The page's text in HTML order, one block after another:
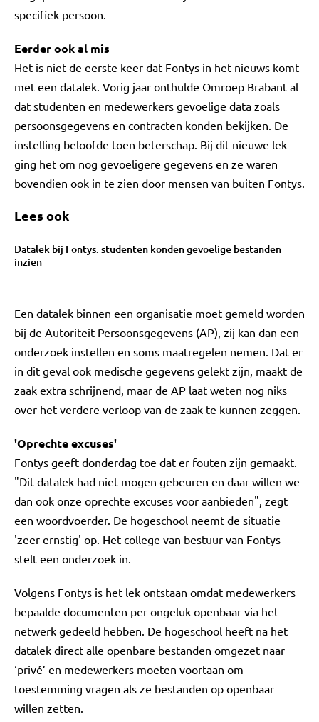
specifiek persoon.
Eerder ook al mis
Het is niet de eerste keer dat Fontys in het nieuws komt
met een datalek. Vorig jaar onthulde Omroep Brabant al
dat studenten en medewerkers gevoelige data zoals
persoonsgegevens en contracten konden bekijken. De
instelling beloofde toen beterschap. Bij dit nieuwe lek
ging het om nog gevoeligere gegevens en ze waren
bovendien ook in te zien door mensen van buiten Fontys.
Lees ook
Datalek bij Fontys: studenten konden gevoelige bestanden
inzien
Een datalek binnen een organisatie moet gemeld worden
bij de Autoriteit Persoonsgegevens (AP), zij kan dan een
onderzoek instellen en soms maatregelen nemen. Dat er
in dit geval ook medische gegevens gelekt zijn, maakt de
zaak extra schrijnend, maar de AP laat weten nog niks
over het verdere verloop van de zaak te kunnen zeggen.
'Oprechte excuses'
Fontys geeft donderdag toe dat er fouten zijn gemaakt.
"Dit datalek had niet mogen gebeuren en daar willen we
dan ook onze oprechte excuses voor aanbieden", zegt
een woordvoerder. De hogeschool neemt de situatie
'zeer ernstig' op. Het college van bestuur van Fontys
stelt een onderzoek in.
Volgens Fontys is het lek ontstaan omdat medewerkers
bepaalde documenten per ongeluk openbaar via het
netwerk gedeeld hebben. De hogeschool heeft na het
datalek direct alle openbare bestanden omgezet naar
‘privé’ en medewerkers moeten voortaan om
toestemming vragen als ze bestanden op openbaar
willen zetten.